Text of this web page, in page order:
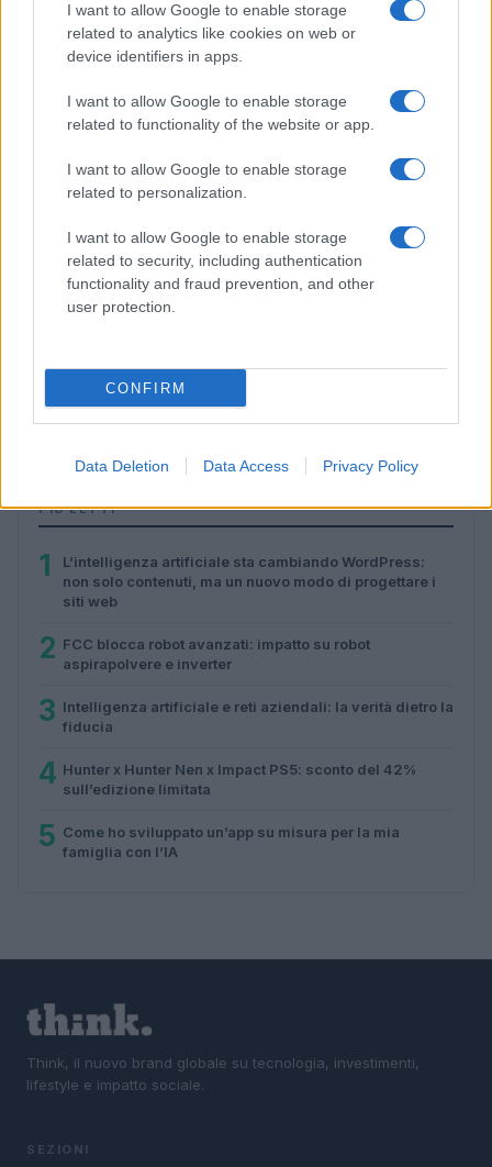
I want to allow Google to enable storage
related to analytics like cookies on web or
device identifiers in apps.
I want to allow Google to enable storage
related to functionality of the website or app.
I want to allow Google to enable storage
related to personalization.
I want to allow Google to enable storage
related to security, including authentication
functionality and fraud prevention, and other
user protection.
CONFIRM
Data Deletion Data Access Privacy Policy
Edoardo Marchesi · 6 Ago 2026
Ford Fathom: prezzo, caratteristiche e innovazioni del
pickup elettrico
PIÙ LETTI
1
L’intelligenza artificiale sta cambiando WordPress:
non solo contenuti, ma un nuovo modo di progettare i
siti web
2 FCC blocca robot avanzati: impatto su robot
aspirapolvere e inverter
3 Intelligenza artificiale e reti aziendali: la verità dietro la
fiducia
4 Hunter x Hunter Nen x Impact PS5: sconto del 42%
sull’edizione limitata
5 Come ho sviluppato un’app su misura per la mia
famiglia con l’IA
Think, il nuovo brand globale su tecnologia, investimenti,
lifestyle e impatto sociale.
SEZIONI